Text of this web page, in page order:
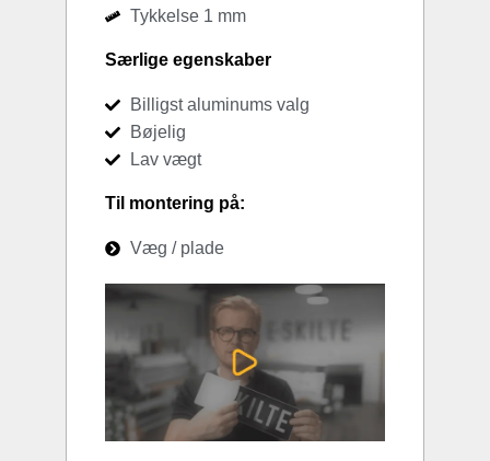
Tykkelse 1 mm
Særlige egenskaber
Billigst aluminums valg
Bøjelig
Lav vægt
Til montering på:
Væg / plade